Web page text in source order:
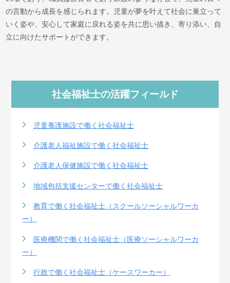
の言動から成長を感じられます。児童が夢を叶えて社会に巣立って
いく姿や、安心して家庭に戻れる姿を共に思い描き、寄り添い、自
立に向けたサポートができます。
社会福祉士の活躍フィールド
児童養護施設で働く社会福祉士
介護老人福祉施設で働く社会福祉士
介護老人保健施設で働く社会福祉士
地域包括支援センターで働く社会福祉士
教育で働く社会福祉士（スクールソーシャルワーカ
ー）
医療機関で働く社会福祉士（医療ソーシャルワーカ
ー）
行政で働く社会福祉士（ケースワーカー）